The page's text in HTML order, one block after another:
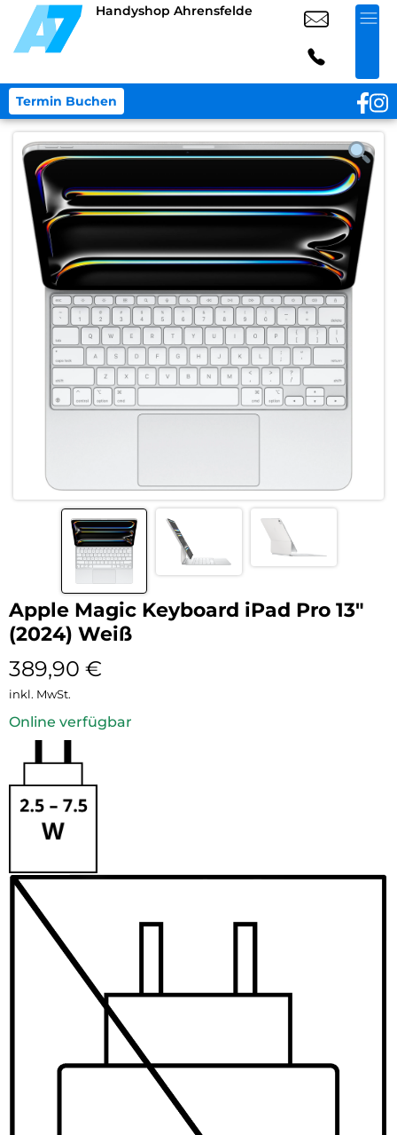
Handyshop Ahrensfelde
Termin Buchen
Apple Magic Keyboard iPad Pro 13″
(2024) Weiß
389,90 €
inkl. MwSt.
Online verfügbar